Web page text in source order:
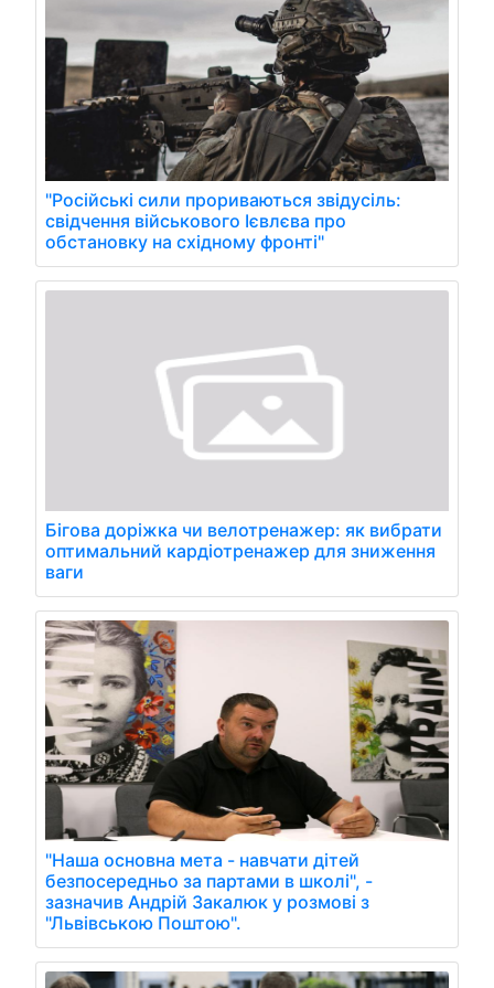
"Російські сили прориваються звідусіль:
свідчення військового Ієвлєва про
обстановку на східному фронті"
Бігова доріжка чи велотренажер: як вибрати
оптимальний кардіотренажер для зниження
ваги
"Наша основна мета - навчати дітей
безпосередньо за партами в школі", -
зазначив Андрій Закалюк у розмові з
"Львівською Поштою".